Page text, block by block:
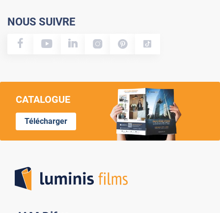
NOUS SUIVRE
CATALOGUE
Télécharger